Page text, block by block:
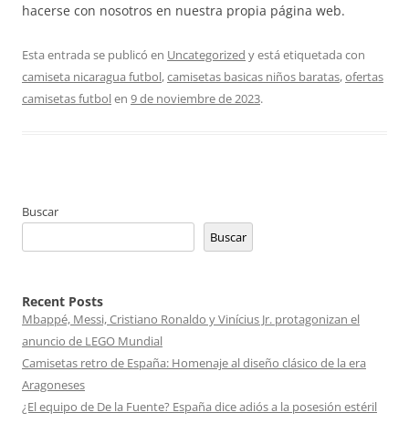
hacerse con nosotros en nuestra propia página web.
Esta entrada se publicó en Uncategorized y está etiquetada con
camiseta nicaragua futbol,camisetas basicas niños baratas,ofertas
camisetas futbolen 9 de noviembre de 2023.
Buscar
Buscar
Recent Posts
Mbappé, Messi, Cristiano Ronaldo y Vinícius Jr. protagonizan el
anuncio de LEGO Mundial
Camisetas retro de España: Homenaje al diseño clásico de la era
Aragoneses
¿El equipo de De la Fuente? España dice adiós a la posesión estéril